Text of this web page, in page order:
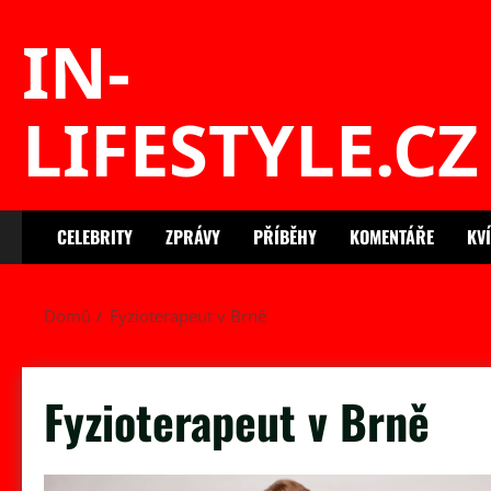
IN-
LIFESTYLE.CZ
CELEBRITY ZPRÁVY PŘÍBĚHY KOMENTÁŘE
Domů Fyzioterapeut v Brně
Fyzioterapeut v Brně